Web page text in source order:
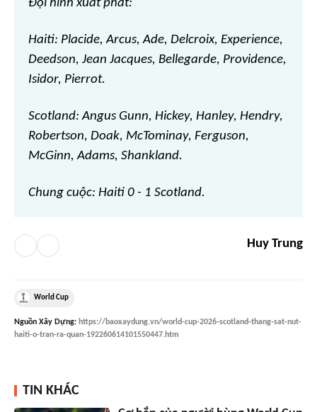
Đội hình xuất phát:
Haiti: Placide, Arcus, Ade, Delcroix, Experience,
Deedson, Jean Jacques, Bellegarde, Providence,
Isidor, Pierrot.
Scotland: Angus Gunn, Hickey, Hanley, Hendry,
Robertson, Doak, McTominay, Ferguson,
McGinn, Adams, Shankland.
Chung cuộc: Haiti 0 - 1 Scotland.
Huy Trung
World Cup
Nguồn Xây Dựng: https://baoxaydung.vn/world-cup-2026-scotland-thang-sat-nut-
haiti-o-tran-ra-quan-192260614101550447.htm
TIN KHÁC